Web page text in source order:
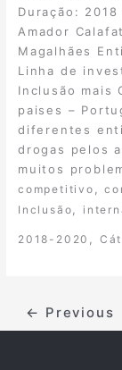
Duração:
Amador
Magalhães
Linha de
Inclusão mais
paises –
diferentes
drogas pelos
muitos
competitivo ,
Inclusão
2018-2020
← Previous